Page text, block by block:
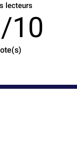
lecteurs
10